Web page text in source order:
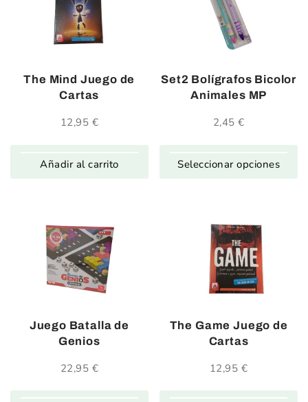
The Mind Juego de
Cartas
12,95 €
Añadir al carrito
Set2 Bolígrafos Bicolor
Animales MP
2,45€
Seleccionar opciones
Juego Batalla de
Genios
22,95 €
The Game Juego de
Cartas
12,95 €